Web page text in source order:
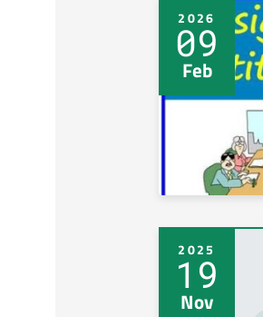
2026
09
Feb
2025
19
Nov